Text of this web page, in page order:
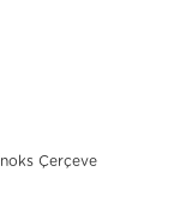
İnoks Çerçeve